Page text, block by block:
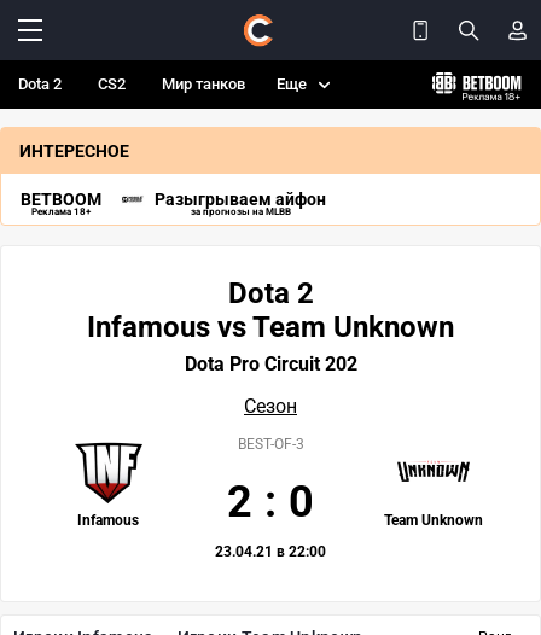
Dota 2 CS2 Мир танков Еще
ИНТЕРЕСНОЕ
BETBOOM
Реклама 18+
Разыгрываем айфон
за прогнозы на MLBB
Dota 2
Infamous vs Team Unknown
Dota Pro Circuit 202
Сезон
Infamous Team Unknown
BEST-OF-3
2 : 0
23.04.21 в 22:00